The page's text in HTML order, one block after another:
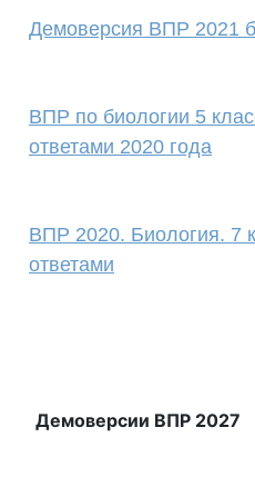
Демоверсия ВПР 2021
ВПР по биологии 5
ответами 2020 года
ВПР 2020. Биология. 7
ответами
Демоверсии ВПР 2027